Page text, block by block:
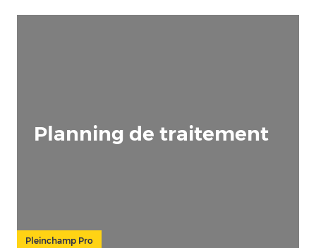
Planning de traitement
Pleinchamp Pro